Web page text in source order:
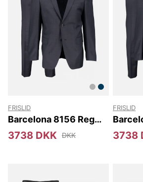
FRISLID
Barcelona 8156 Reg
M&M
3738 DKK DKK
FRISLID
M&M
3738